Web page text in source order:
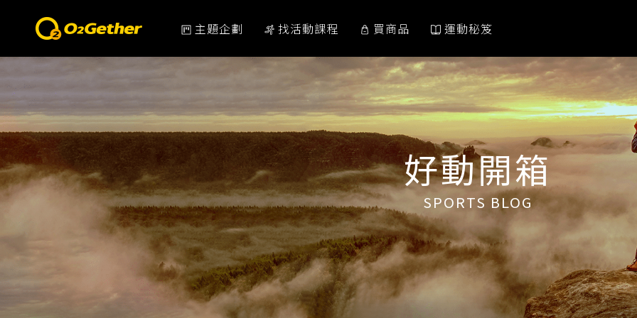
主題企劃 找活動課程 買商品 運動秘笈
好動開箱
SPORTS BLOG